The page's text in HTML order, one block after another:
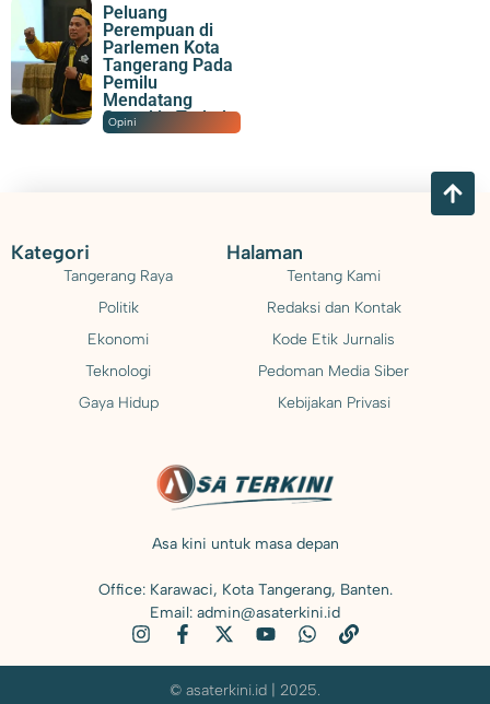
Peluang
Perempuan di
Parlemen Kota
Tangerang Pada
Pemilu
Mendatang
Semakin Terbuka
04/07/2025
Opini
Kategori
Tangerang Raya
Politik
Ekonomi
Teknologi
Gaya Hidup
Halaman
Tentang Kami
Redaksi dan Kontak
Kode Etik Jurnalis
Pedoman Media Siber
Kebijakan Privasi
Asa kini untuk masa depan
Office: Karawaci, Kota Tangerang, Banten.
Email: admin@asaterkini.id
© asaterkini.id | 2025.